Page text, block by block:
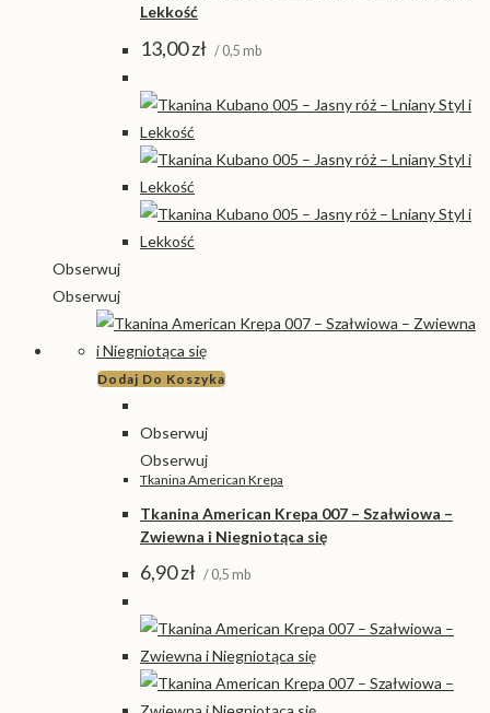
Lekkość
13,00zł / 0,5 mb
Obserwuj
Obserwuj
Dodaj Do Koszyka
Obserwuj
Obserwuj
Tkanina American Krepa
Tkanina American Krepa 007 – Szałwiowa –
Zwiewna i Niegniotąca się
6,90zł / 0,5 mb